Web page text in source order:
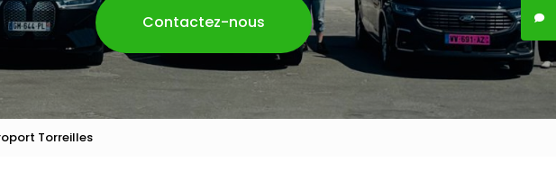
Contactez-nous
Torreilles